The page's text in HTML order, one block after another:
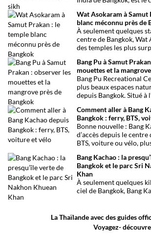
capitale thaïlandaise.
marché aux tissus, ses
traditionnels, ses
impressionnant temple
offre une immersion
Bangkok.
Wat Asokaram à Samut
blanc méconnu près de
À seulement quelques
centre de Bangkok, Wat
des temples les plus
de l’architecture
paisible et son
de la méditation, il offre
originale loin des
habituels.
Bang Pu à Samut
mouettes et la
Bang Pu Recreational
plus beaux espaces
depuis Bangkok. Situé à
ouvert sur le golfe de
mangroves préservées
milliers d’oiseaux
Comment aller à Bang
Bangkok : ferry, BTS,
Bonne nouvelle : Bang
d’accès depuis le centre
BTS, voiture ou vélo,
oasis de verdure.
Bang Kachao : la
Bangkok et le parc Sri
Khan
À seulement quelques
ciel de Bangkok, Bang
temples et marché
presqu’île protégée
belles escapades
La Thaïlande avec des guides
Voyagez-